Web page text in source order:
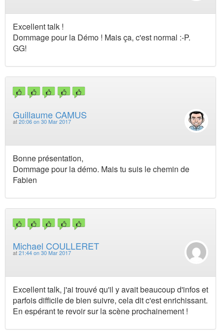
Excellent talk !
Dommage pour la Démo ! Mais ça, c'est normal :-P.
GG!
Guillaume CAMUS
at 20:06 on 30 Mar 2017
Bonne présentation,
Dommage pour la démo. Mais tu suis le chemin de
Fabien
Michael COULLERET
at 21:44 on 30 Mar 2017
Excellent talk, j'ai trouvé qu'il y avait beaucoup d'infos et
parfois difficile de bien suivre, cela dit c'est enrichissant.
En espérant te revoir sur la scène prochainement !